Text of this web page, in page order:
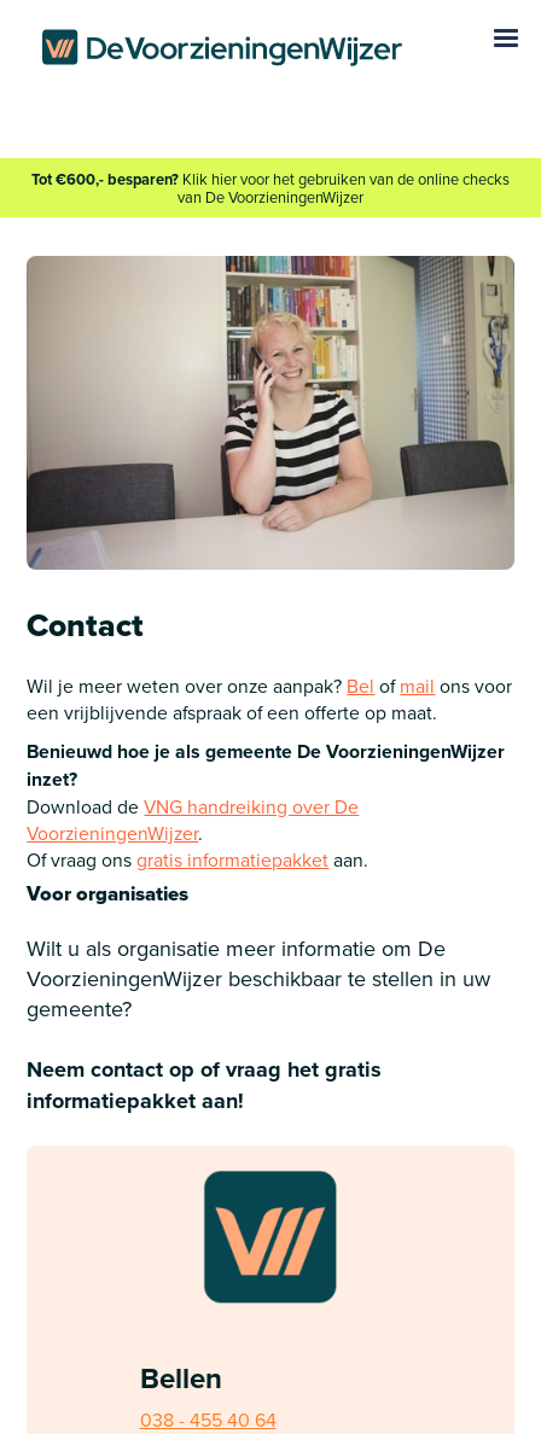
Tot €600,- besparen? Klik hier voor het gebruiken van de online checks
van De VoorzieningenWijzer
Contact
Wil je meer weten over onze aanpak? Bel ofmail ons voor
een vrijblijvende afspraak of een offerte op maat.
Benieuwd hoe je als gemeente De VoorzieningenWijzer
inzet?
Download deVNG handreiking over De
VoorzieningenWijzer.
Of vraag onsgratis informatiepakketaan.
Voor organisaties
Wilt u als organisatie meer informatie om De
VoorzieningenWijzer beschikbaar te stellen in uw
gemeente?
Neem contact op of vraag het gratis
informatiepakket aan!
Bellen
038 - 455 40 64